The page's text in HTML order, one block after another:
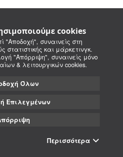
cookies
"Αποδοχή", συναινείς στη
στατιστικής και μάρκετινγκ.
"Απόρριψη", συναινείς μόνο
& λειτουργικών cookies.
Όλων
Επιλεγμένων
Περισσότερα